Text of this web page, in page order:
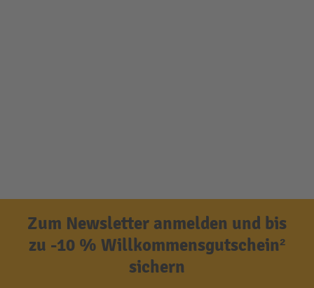
Zum Newsletter anmelden und bis
zu -10 % Willkommensgutschein²
sichern